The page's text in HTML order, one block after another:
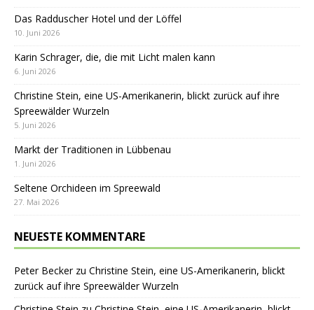
Das Radduscher Hotel und der Löffel
10. Juni 2026
Karin Schrager, die, die mit Licht malen kann
6. Juni 2026
Christine Stein, eine US-Amerikanerin, blickt zurück auf ihre
Spreewälder Wurzeln
5. Juni 2026
Markt der Traditionen in Lübbenau
1. Juni 2026
Seltene Orchideen im Spreewald
27. Mai 2026
NEUESTE KOMMENTARE
Peter Beckerzu Christine Stein, eine US-Amerikanerin, blickt
zurück auf ihre Spreewälder Wurzeln